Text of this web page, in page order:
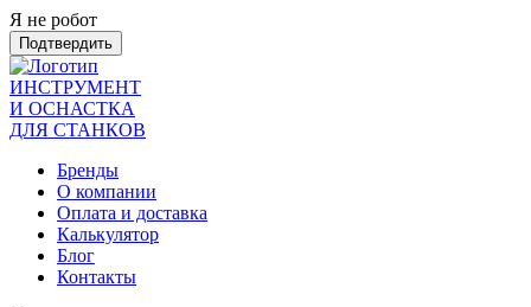
Я не робот
Подтвердить
ИНСТРУМЕНТ
И ОСНАСТКА
ДЛЯ СТАНКОВ
Бренды
О компании
Оплата и доставка
Калькулятор
Блог
Контакты